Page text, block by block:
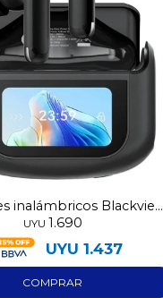
inalámbricos Blackview
Airbuds 12
UYU 1.690
UYU 1.437
de